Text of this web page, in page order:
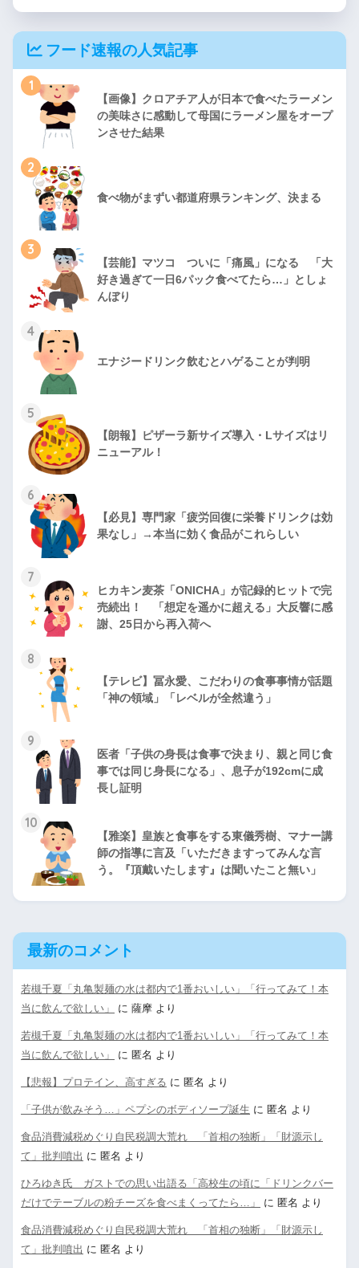
フード速報の人気記事
1
【画像】クロアチア人が日本で食べたラーメン
の美味さに感動して母国にラーメン屋をオープ
ンさせた結果
2
食べ物がまずい都道府県ランキング、決まる
3
【芸能】マツコ ついに「痛風」になる 「大
好き過ぎて一日6パック食べてたら…」としょ
んぼり
4
エナジードリンク飲むとハゲることが判明
5
【朗報】ピザーラ新サイズ導入・Lサイズはリ
ニューアル！
6
【必見】専門家「疲労回復に栄養ドリンクは効
果なし」→本当に効く食品がこれらしい
7
ヒカキン麦茶「ONICHA」が記録的ヒットで完
売続出！ 「想定を遥かに超える」大反響に感
謝、25日から再入荷へ
8
【テレビ】冨永愛、こだわりの食事事情が話題
「神の領域」「レベルが全然違う」
9
医者「子供の身長は食事で決まり、親と同じ食
事では同じ身長になる」、息子が192cmに成
長し証明
10
【雅楽】皇族と食事をする東儀秀樹、マナー講
師の指導に言及「いただきますってみんな言
う。『頂戴いたします』は聞いたこと無い」
最新のコメント
若槻千夏「丸亀製麺の水は都内で1番おいしい」「行ってみて！本
当に飲んで欲しい」
に 薩摩 より
若槻千夏「丸亀製麺の水は都内で1番おいしい」「行ってみて！本
当に飲んで欲しい」
に 匿名 より
【悲報】プロテイン、高すぎる に 匿名 より
「子供が飲みそう…」ペプシのボディソープ誕生 に 匿名 より
食品消費減税めぐり自民税調大荒れ 「首相の独断」「財源示し
て」批判噴出 に 匿名 より
ひろゆき氏 ガストでの思い出語る「高校生の頃に「ドリンクバー
だけでテーブルの粉チーズを食べまくってたら…」
に 匿名 より
食品消費減税めぐり自民税調大荒れ 「首相の独断」「財源示し
て」批判噴出 に 匿名 より